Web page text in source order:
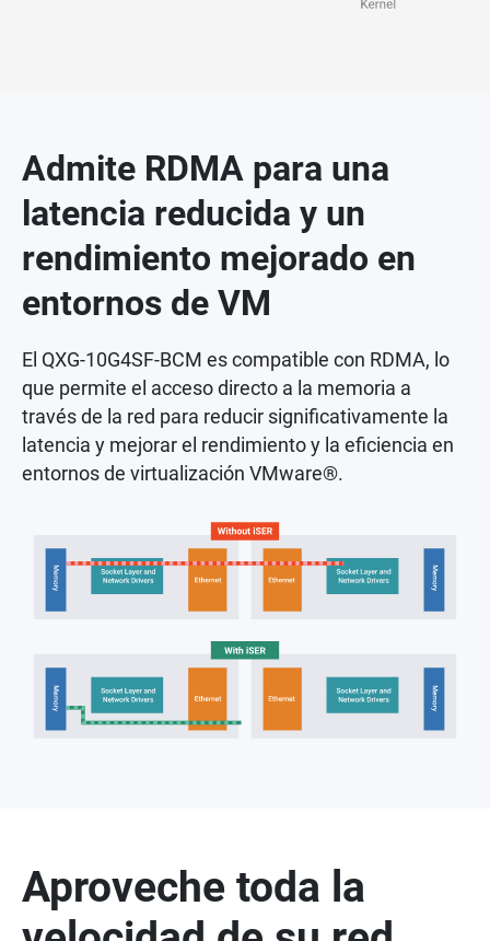
Admite RDMA para una
latencia reducida y un
rendimiento mejorado en
entornos de VM
El QXG-10G4SF-BCM es compatible con RDMA, lo
que permite el acceso directo a la memoria a
través de la red para reducir significativamente la
latencia y mejorar el rendimiento y la eficiencia en
entornos de virtualización VMware®.
Aproveche toda la